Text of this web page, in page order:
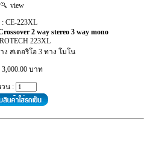
view
CE-223XL
2 way stereo 3 way mono
223XL
ง สเตอริโอ 3 ทาง โมโน
บาท
น :